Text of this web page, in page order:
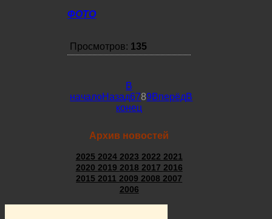
ФОТО
Просмотров: 135
В
началоНазад6789ВперёдВ
конец
Архив новостей
2025 2024 2023 2022 2021
2020 2019 2018 2017 2016
20152011200920082007
2006